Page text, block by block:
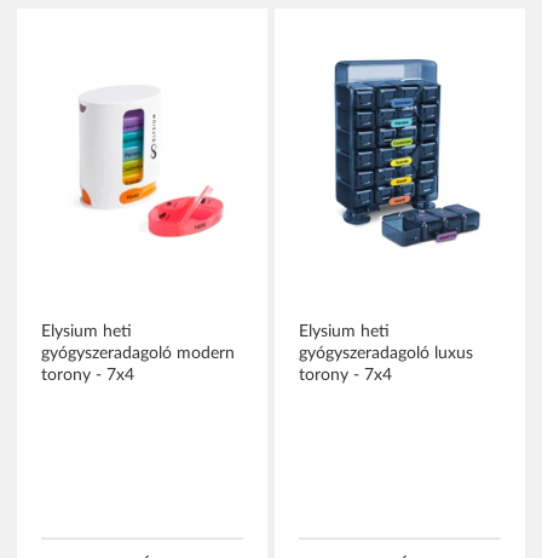
Elysium heti
gyógyszeradagoló modern
torony - 7x4
Elysium heti
gyógyszeradagoló luxus
torony - 7x4